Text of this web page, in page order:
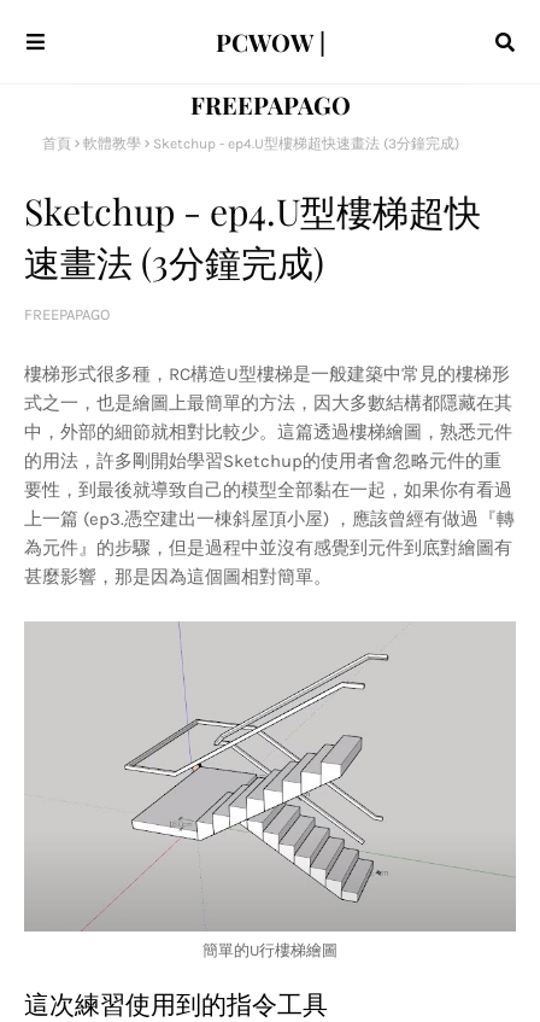
PCWOW |
FREEPAPAGO
首頁 軟體教學 Sketchup - ep4.U型樓梯超快速畫法 (3分鐘完成)
Sketchup - ep4.U型樓梯超快
速畫法 (3分鐘完成)
FREEPAPAGO
樓梯形式很多種，RC構造U型樓梯是一般建築中常見的樓梯形
式之一，也是繪圖上最簡單的方法，因大多數結構都隱藏在其
中，外部的細節就相對比較少。這篇透過樓梯繪圖，熟悉元件
的用法，許多剛開始學習Sketchup的使用者會忽略元件的重
要性，到最後就導致自己的模型全部黏在一起，如果你有看過
上一篇 (ep3.憑空建出一棟斜屋頂小屋) ，應該曾經有做過『轉
為元件』的步驟，但是過程中並沒有感覺到元件到底對繪圖有
甚麼影響，那是因為這個圖相對簡單。
簡單的U行樓梯繪圖
這次練習使用到的指令工具